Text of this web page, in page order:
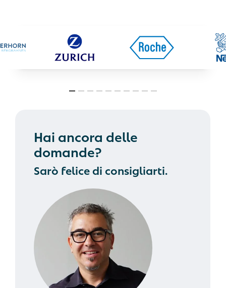
Hai ancora delle
domande?
Sarò felice di consigliarti.